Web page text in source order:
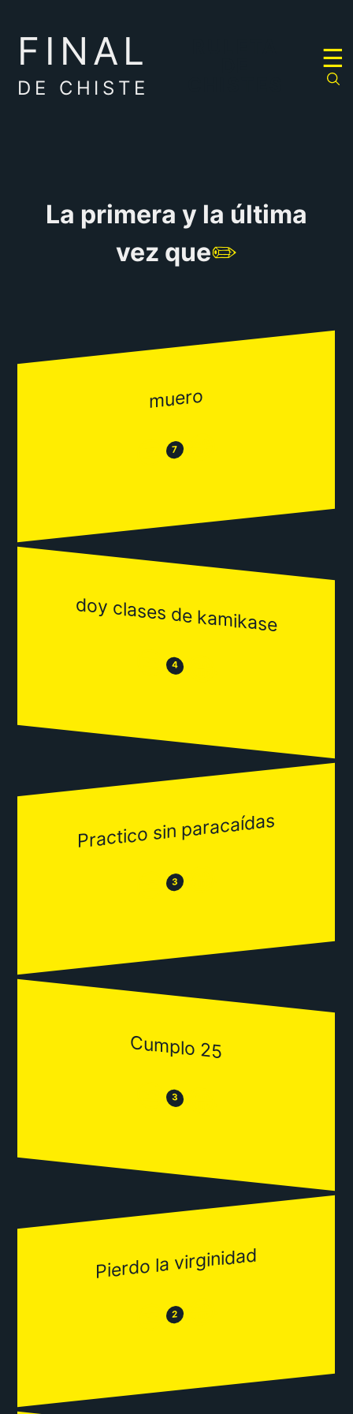
FINAL
DE CHISTE
☰
La primera y la última
vez que✏️
muero
😒 7 😂
doy clases de kamikase
😒 4 😂
Practico sin paracaídas
😒 3 😂
Cumplo 25
😒 3 😂
Pierdo la virginidad
😒 2 😂